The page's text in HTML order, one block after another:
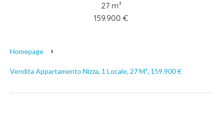
27 m²
159.900 €
Homepage
Vendita Appartamento Nizza, 1 Locale, 27 M², 159.900 €